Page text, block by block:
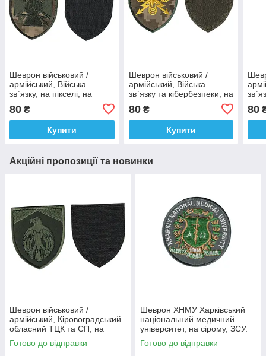
Шеврон військовий /
армійський, Війська
зв`язку, на пікселі, на
80 ₴
Купити
Шеврон військовий /
армійський, Війська
зв`язку та кібербезпеки, на
пікселі, на липучці, ЗСУ. 8
см*7 см
80₴
Купити
80
Акційні пропозиції та новинки
Шеврон військовий /
армійський, Кіровоградський
обласний ТЦК та СП, на
оливці ЗСУ.7 см * 8 см
Готово до відправки
Шеврон ХНМУ Харківський
національний медичний
університет, на сірому, ЗСУ.
діаметр 8,5 см
Готово до відправки